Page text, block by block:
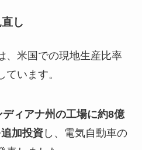
し
、米国での現地生産比率
います。
ディアナ州の工場に約8億
加投資し、電気自動車の